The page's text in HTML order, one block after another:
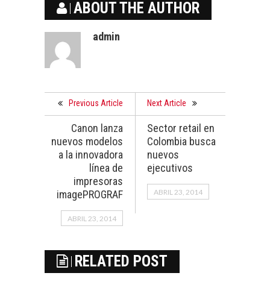
ABOUT THE AUTHOR
admin
Previous Article
Canon lanza
nuevos modelos
a la innovadora
línea de
impresoras
imagePROGRAF
ABRIL 23, 2014
Next Article
Sector retail en
Colombia busca
nuevos
ejecutivos
ABRIL 23, 2014
RELATED POST